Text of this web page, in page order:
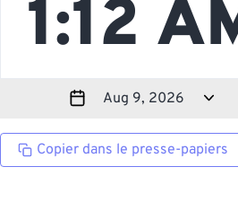
Copier dans le presse-papiers